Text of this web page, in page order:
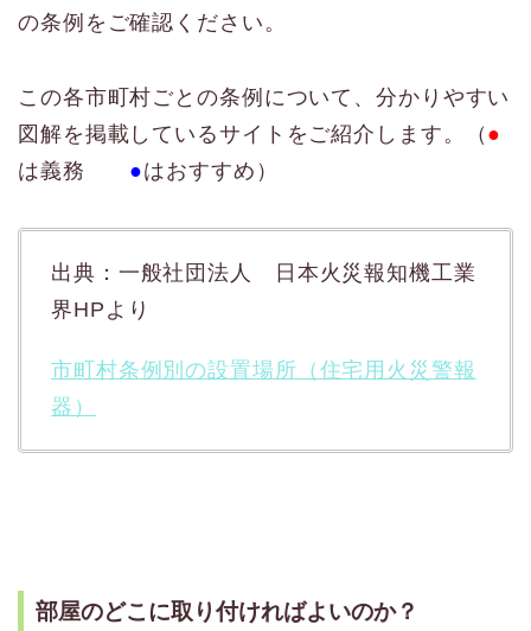
の条例をご確認ください。
この各市町村ごとの条例について、分かりやすい
図解を掲載しているサイトをご紹介します。（ ●
は義務 ●はおすすめ）
出典：一般社団法人 日本火災報知機工業
界HPより
市町村条例別の設置場所（住宅用火災警報
器）
部屋のどこに取り付ければよいのか？